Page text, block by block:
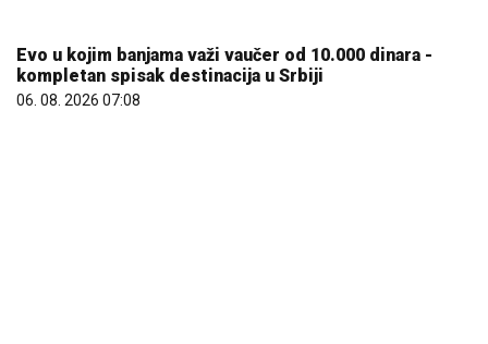
Evo u kojim banjama važi vaučer od 10.000 dinara -
kompletan spisak destinacija u Srbiji
06. 08. 2026 07:08